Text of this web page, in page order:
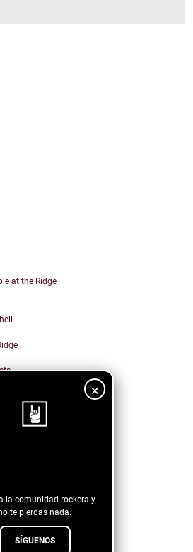
×
la comunidad rockera y
te pierdas nada.
SÍGUENOS
at the Ridge
(Remix ...
to yesterday?
(Contigo)